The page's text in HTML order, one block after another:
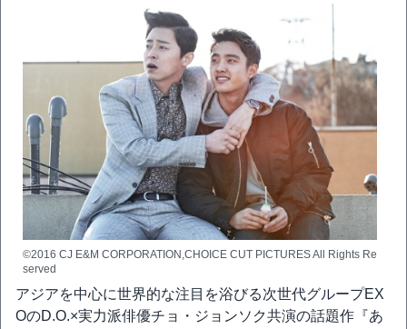
©2016 CJ E&M CORPORATION,CHOICE CUT PICTURES All Rights Re
served
アジアを中心に世界的な注目を浴びる次世代グループEX
OのD.O.×実力派俳優チョ・ジョンソク共演の話題作『あ